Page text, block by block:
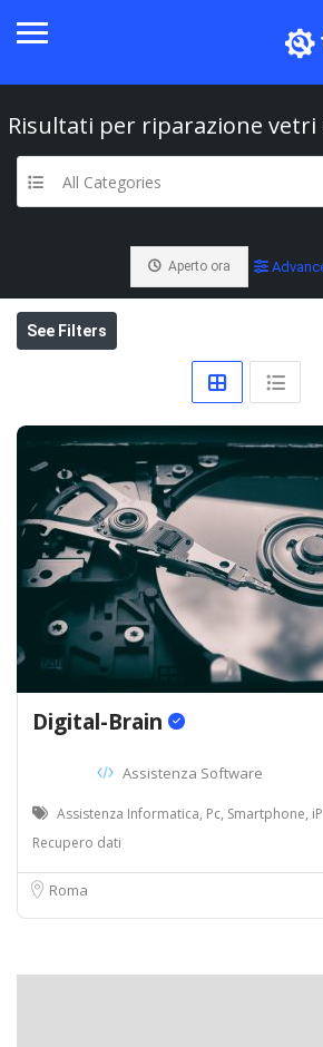
Risultati per riparazione vetri
All Categories
Aperto ora
See Filters
Digital-Brain
Assistenza Software
Assistenza Informatica, Pc, Smartphone,
Recupero dati
Roma